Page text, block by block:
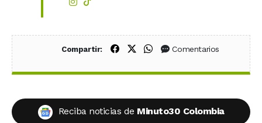
Compartir: Compartir en Facebook
Compartir en X (Twitter)
Compartir en WhatsApp
Comentarios
Reciba noticias de Minuto30 Colombia